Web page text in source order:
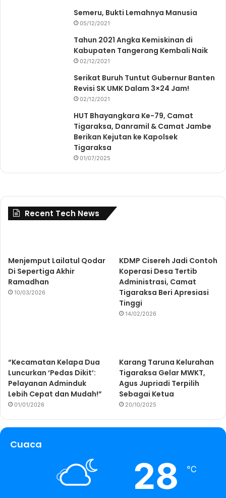
Semeru, Bukti Lemahnya Manusia
05/12/2021
Tahun 2021 Angka Kemiskinan di
Kabupaten Tangerang Kembali Naik
02/12/2021
Serikat Buruh Tuntut Gubernur Banten
Revisi SK UMK Dalam 3×24 Jam!
02/12/2021
HUT Bhayangkara Ke-79, Camat
Tigaraksa, Danramil & Camat Jambe
Berikan Kejutan ke Kapolsek
Tigaraksa
01/07/2025
Recent Tech News
Menjemput Lailatul Qodar
Di Sepertiga Akhir
Ramadhan
10/03/2026
KDMP Cisereh Jadi Contoh
Koperasi Desa Tertib
Administrasi, Camat
Tigaraksa Beri Apresiasi
Tinggi
14/02/2026
“Kecamatan Kelapa Dua
Luncurkan ‘Pedas Dikit’:
Pelayanan Adminduk
Lebih Cepat dan Mudah!”
01/01/2026
Karang Taruna Kelurahan
Tigaraksa Gelar MWKT,
Agus Jupriadi Terpilih
Sebagai Ketua
20/10/2025
Cuaca
28 ℃